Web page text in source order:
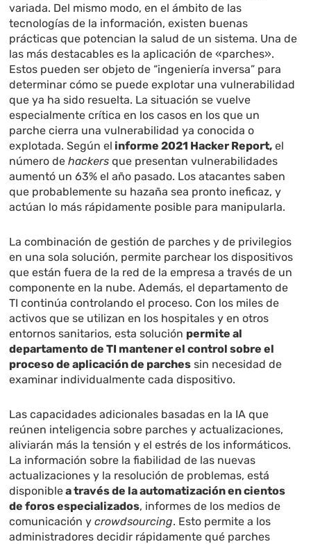
variada. Del mismo modo, en el ámbito de las
tecnologías de la información, existen buenas
prácticas que potencian la salud de un sistema. Una de
las más destacables es la aplicación de «parches».
Estos pueden ser objeto de “ingeniería inversa” para
determinar cómo se puede explotar una vulnerabilidad
que ya ha sido resuelta. La situación se vuelve
especialmente crítica en los casos en los que un
parche cierra una vulnerabilidad ya conocida o
explotada. Según el informe 2021 Hacker Report, el
número dehackers que presentan vulnerabilidades
aumentó un 63% el año pasado. Los atacantes saben
que probablemente su hazaña sea pronto ineficaz, y
actúan lo más rápidamente posible para manipularla.
La combinación de gestión de parches y de privilegios
en una sola solución, permite parchear los dispositivos
que están fuera de la red de la empresa a través de un
componente en la nube. Además, el departamento de
TI continúa controlando el proceso. Con los miles de
activos que se utilizan en los hospitales y en otros
entornos sanitarios, esta solución permite al
departamento de TI mantener el control sobre el
proceso de aplicación de parches sin necesidad de
examinar individualmente cada dispositivo.
Las capacidades adicionales basadas en la IA que
reúnen inteligencia sobre parches y actualizaciones,
aliviarán más la tensión y el estrés de los informáticos.
La información sobre la fiabilidad de las nuevas
actualizaciones y la resolución de problemas, está
disponiblea través de la automatización en cientos
de foros especializados, informes de los medios de
comunicación ycrowdsourcing. Esto permite a los
administradores decidir rápidamente qué parches